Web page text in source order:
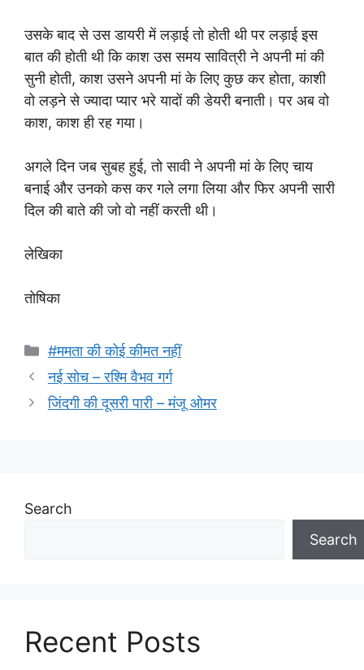
उसके बाद से उस डायरी में लड़ाई तो होती थी पर लड़ाई इस
बात की होती थी कि काश उस समय सावित्री ने अपनी मां की
सुनी होती, काश उसने अपनी मां के लिए कुछ कर होता, काशी
वो लड़ने से ज्यादा प्यार भरे यादों की डेयरी बनाती। पर अब वो
काश, काश ही रह गया।
अगले दिन जब सुबह हुई, तो सावी ने अपनी मां के लिए चाय
बनाई और उनको कस कर गले लगा लिया और फिर अपनी सारी
दिल की बाते की जो वो नहीं करती थी।
लेखिका
तोषिका
Categories
#ममता की कोई कीमत नहीं
नई सोच – रश्मि वैभव गर्ग
जिंदगी की दूसरी पारी – मंजू ओमर
Search
Search
Recent Posts